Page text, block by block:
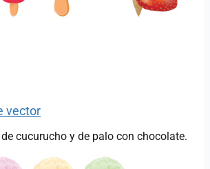
vector
cucurucho y de palo con chocolate.